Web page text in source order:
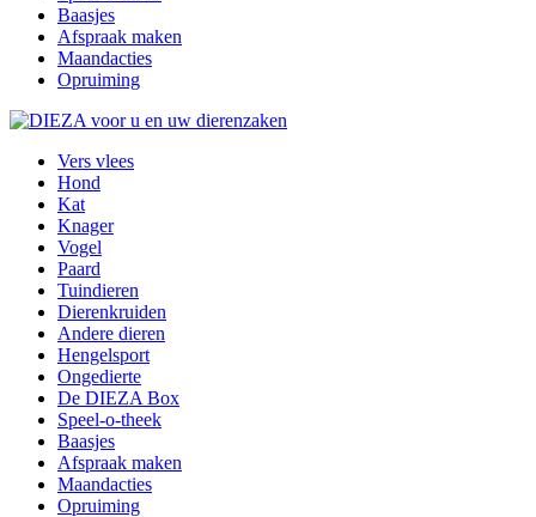
Baasjes
Afspraak maken
Maandacties
Opruiming
Vers vlees
Hond
Kat
Knager
Vogel
Paard
Tuindieren
Dierenkruiden
Andere dieren
Hengelsport
Ongedierte
De DIEZA Box
Speel-o-theek
Baasjes
Afspraak maken
Maandacties
Opruiming